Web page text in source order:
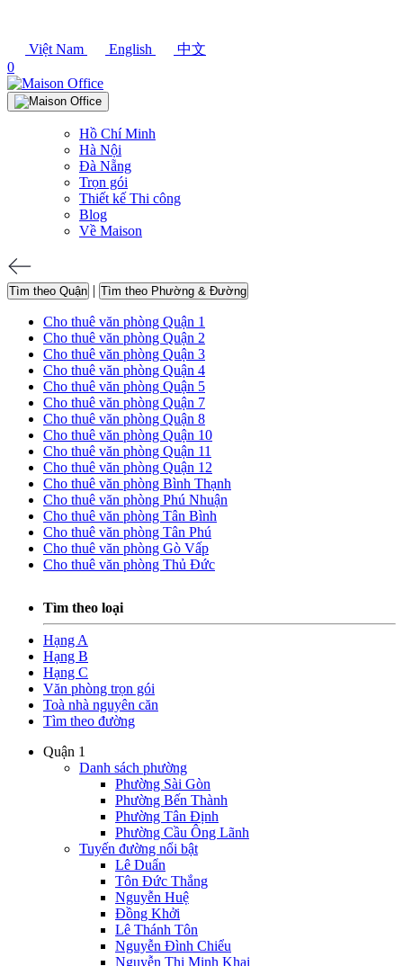
Việt Nam English
中文
0
Hồ Chí Minh
Hà Nội
Đà Nẵng
Trọn gói
Thiết kế Thi công
Blog
Về Maison
Tìm theo Quận | Tìm theo Phường & Đường
Cho thuê văn phòng Quận 1
Cho thuê văn phòng Quận 2
Cho thuê văn phòng Quận 3
Cho thuê văn phòng Quận 4
Cho thuê văn phòng Quận 5
Cho thuê văn phòng Quận 7
Cho thuê văn phòng Quận 8
Cho thuê văn phòng Quận 10
Cho thuê văn phòng Quận 11
Cho thuê văn phòng Quận 12
Cho thuê văn phòng Bình Thạnh
Cho thuê văn phòng Phú Nhuận
Cho thuê văn phòng Tân Bình
Cho thuê văn phòng Tân Phú
Cho thuê văn phòng Gò Vấp
Cho thuê văn phòng Thủ Đức
Tìm theo loại
Hạng A
Hạng B
Hạng C
Văn phòng trọn gói
Toà nhà nguyên căn
Tìm theo đường
Quận 1
Danh sách phường
Phường Sài Gòn
Phường Bến Thành
Phường Tân Định
Phường Cầu Ông Lãnh
Tuyến đường nổi bật
Lê Duẩn
Tôn Đức Thắng
Nguyễn Huệ
Đồng Khởi
Lê Thánh Tôn
Nguyễn Đình Chiểu
Nguyễn Thị Minh Khai